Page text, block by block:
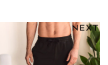
Shorts
Sandals & Clogs
Sun Safe
Rash Vests
Sun Hats & Caps